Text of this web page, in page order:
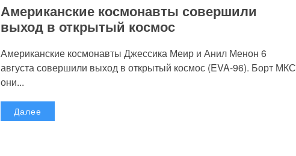
Американские космонавты совершили
выход в открытый космос
Американские космонавты Джессика Меир и Анил Менон 6
августа совершили выход в открытый космос (EVA-96). Борт МКС
они...
Далее